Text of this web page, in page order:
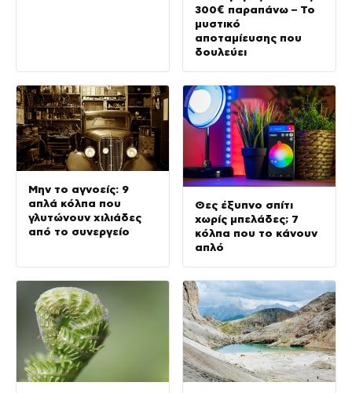
300€ παραπάνω – Το
μυστικό
αποταμίευσης που
δουλεύει
Μην το αγνοείς: 9
απλά κόλπα που
γλυτώνουν χιλιάδες
από το συνεργείο
Θες έξυπνο σπίτι
χωρίς μπελάδες; 7
κόλπα που το κάνουν
απλό